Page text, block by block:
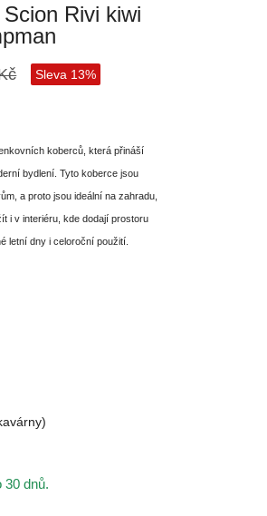
Rivi kiwi
Sleva 13%
koberců, která přináší
bydlení. Tyto koberce jsou
a proto jsou ideální na zahradu,
i v interiéru, kde dodají prostoru
letní dny i celoroční použití.
30 dnů.